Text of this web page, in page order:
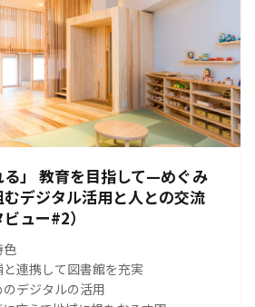
る」 教育を目指して—めぐみ
デジタル活用と人との交流
ュー#2）
色
連携して図書館を充実
デジタルの活用